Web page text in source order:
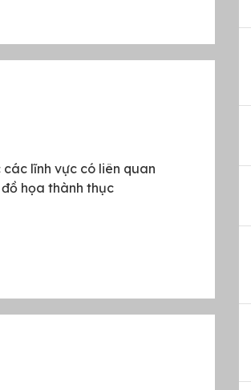
lĩnh vực có liên quan
họa thành thục